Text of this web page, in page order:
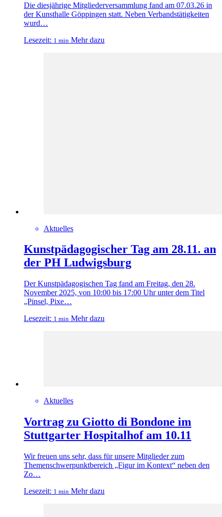
Die diesjährige Mitgliederversammlung fand am 07.03.26 in
der Kunsthalle Göppingen statt. Neben Verbandstätigkeiten
wurd…
Lesezeit: 1 min Mehr dazu
Aktuelles
Kunstpädagogischer Tag am 28.11. an
der PH Ludwigsburg
Der Kunstpädagogischen Tag fand am Freitag, den 28.
November 2025, von 10:00 bis 17:00 Uhr unter dem Titel
„Pinsel, Pixe…
Lesezeit: 1 min Mehr dazu
Aktuelles
Vortrag zu Giotto di Bondone im
Stuttgarter Hospitalhof am 10.11
Wir freuen uns sehr, dass für unsere Mitglieder zum
Themenschwerpunktbereich „Figur im Kontext“ neben den
Zo…
Lesezeit: 1 min Mehr dazu